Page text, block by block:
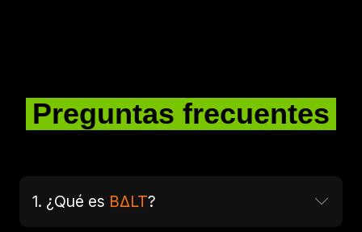
Preguntas frecuentes
1. ¿Qué es BΔLT?